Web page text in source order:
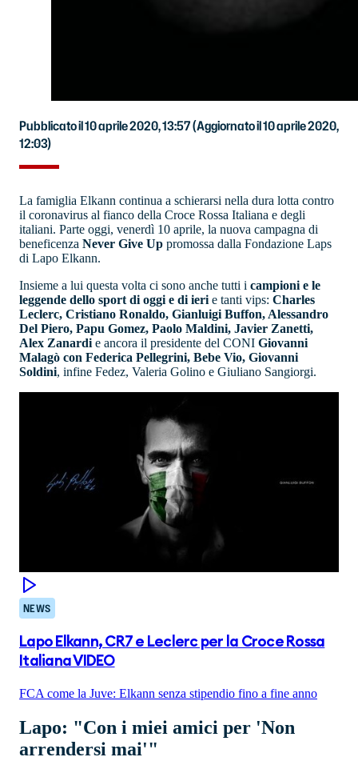
Pubblicato il 10 aprile 2020, 13:57(Aggiornato il 10 aprile 2020,
12:03)
La famiglia Elkann continua a schierarsi nella dura lotta contro
il coronavirus al fianco della Croce Rossa Italiana e degli
italiani. Parte oggi, venerdì 10 aprile, la nuova campagna di
beneficenza Never Give Up promossa dalla Fondazione Laps
di Lapo Elkann.
Insieme a lui questa volta ci sono anche tutti i campioni e le
leggende dello sport di oggi e di ieri e tanti vips: Charles
Leclerc, Cristiano Ronaldo, Gianluigi Buffon, Alessandro
Del Piero, Papu Gomez, Paolo Maldini, Javier Zanetti,
Alex Zanardi e ancora il presidente del CONI Giovanni
Malagò con Federica Pellegrini, Bebe Vio, Giovanni
Soldini, infine Fedez, Valeria Golino e Giuliano Sangiorgi.
NEWS
Lapo Elkann, CR7 e Leclerc per la Croce Rossa
Italiana VIDEO
FCA come la Juve: Elkann senza stipendio fino a fine anno
Lapo: "Con i miei amici per 'Non
arrendersi mai'"